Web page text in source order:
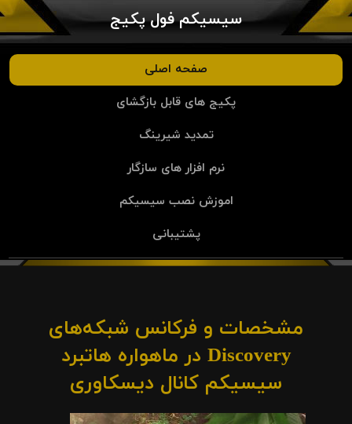
سیسیکم فول پکیج
صفحه اصلی
پکیج های قابل بازگشای
تمدید شیرینگ
نرم افزار های سازگار
اموزش نصب سیسیکم
پشتیبانی
مشخصات و فرکانس شبکه‌های
Discovery در ماهواره هاتبرد
سیسیکم کانال دیسکاوری